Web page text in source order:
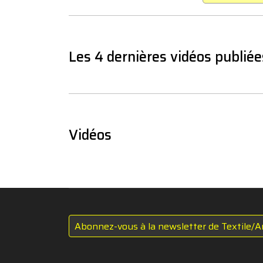
Les 4 dernières vidéos
Vidéos
Abonnez-vous à la newsletter de Textile/